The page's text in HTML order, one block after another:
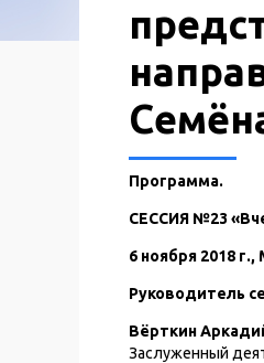
Программа.
СЕССИЯ №23
6 ноября 2018
Руководитель
Вёрткин
Заслуженный